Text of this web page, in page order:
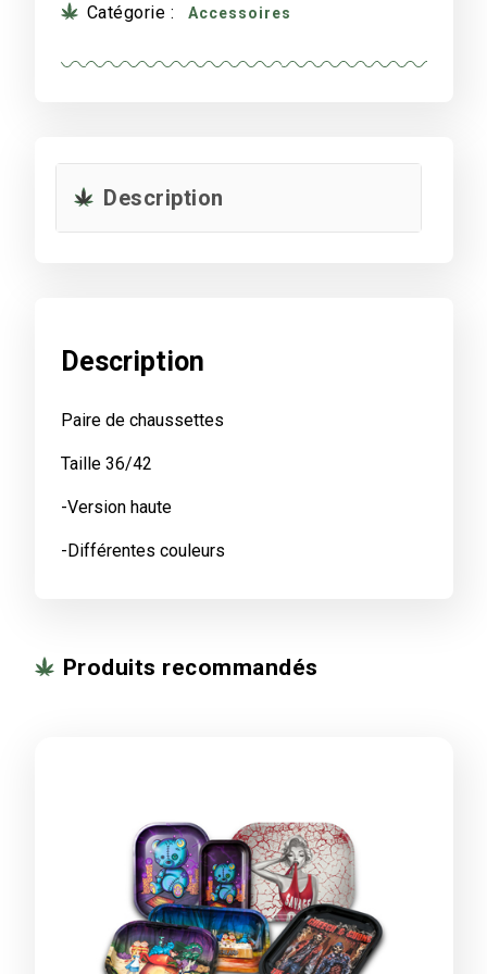
Catégorie : Accessoires
Description
Description
Paire de chaussettes
Taille 36/42
-Version haute
-Différentes couleurs
Produits recommandés